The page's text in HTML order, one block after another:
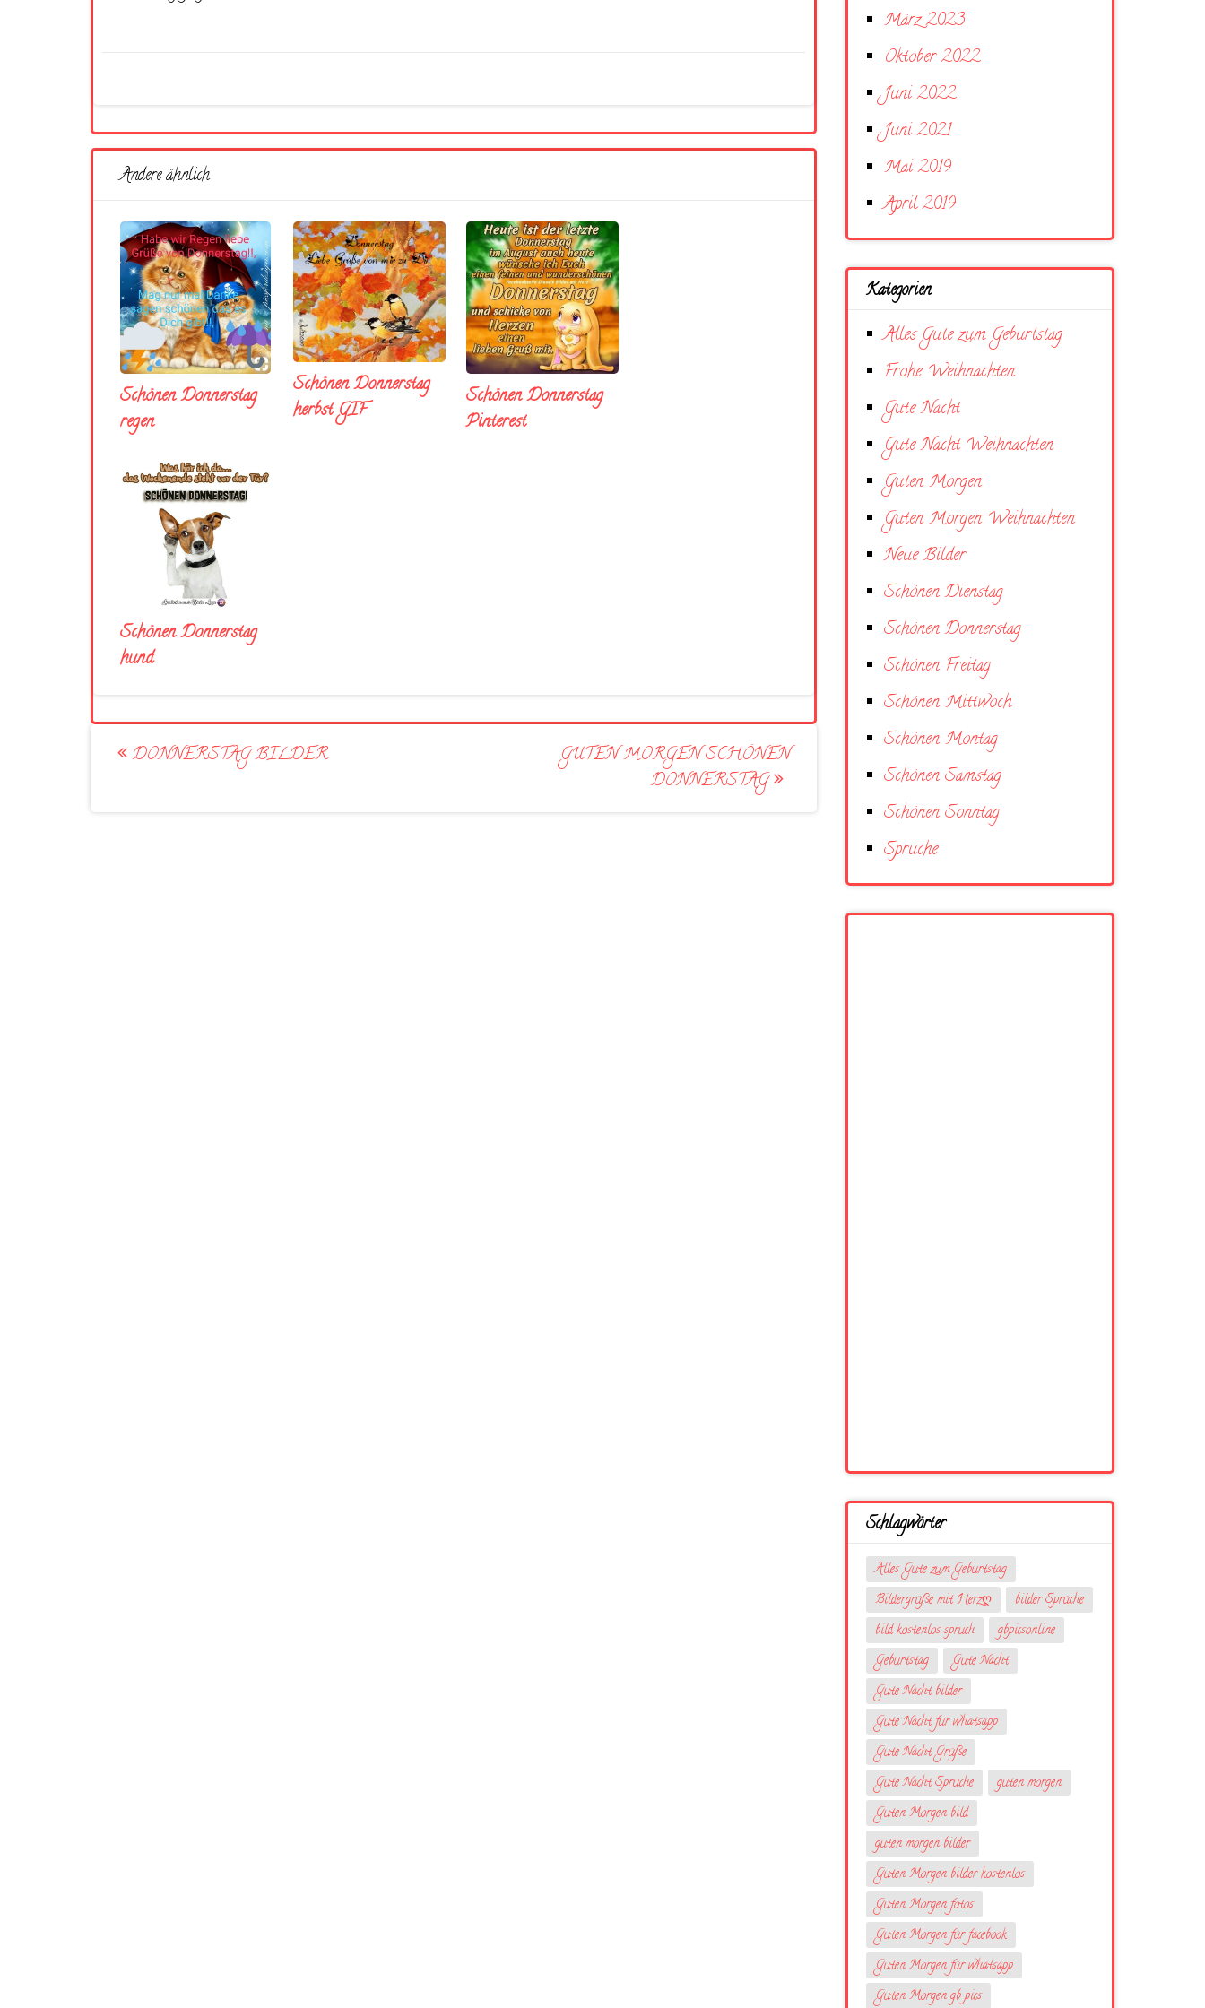
Andere ähnlich
Schönen Donnerstag
regen
Schönen Donnerstag
herbst GIF
Schönen Donnerstag
Pinterest
Schönen Donnerstag
hund
Post
DONNERSTAG BILDER
GUTEN MORGEN SCHÖNEN
DONNERSTAG
März 2023
Oktober 2022
Juni 2022
Juni 2021
Mai 2019
April 2019
Kategorien
Alles Gute zum Geburtstag
Frohe Weihnachten
Gute Nacht
Gute Nacht Weihnachten
Guten Morgen
Guten Morgen Weihnachten
Neue Bilder
Schönen Dienstag
Schönen Donnerstag
Schönen Freitag
Schönen Mittwoch
Schönen Montag
Schönen Samstag
Schönen Sonntag
Sprüche
Schlagwörter
Alles Gute zum Geburtstag
Bildergrüße mit Herzღ
bilder Sprüche
bild kostenlos spruch
gbpicsonline
Geburtstag
Gute Nacht
Gute Nacht bilder
Gute Nacht für whatsapp
Gute Nacht Grüße
Gute Nacht Sprüche
guten morgen
Guten Morgen bild
guten morgen bilder
Guten Morgen bilder kostenlos
Guten Morgen fotos
Guten Morgen für facebook
Guten Morgen für whatsapp
Guten Morgen gb pics